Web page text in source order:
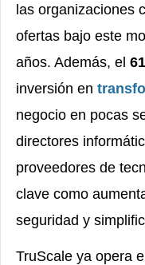
las organizaciones
ofertas bajo este
años. Además, el 61
inversión en
negocio en pocas
directores informá
proveedores de
clave como
seguridad y
TruScale ya opera